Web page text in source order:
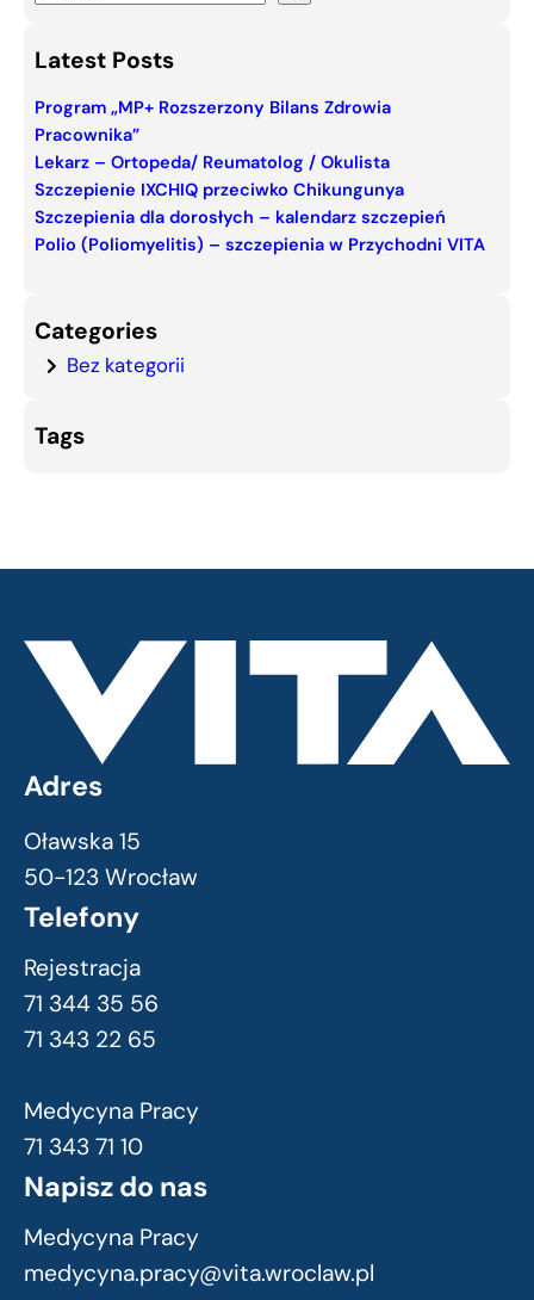
a
c
h
Latest Posts
Program „MP+ Rozszerzony Bilans Zdrowia
Pracownika”
Lekarz – Ortopeda/ Reumatolog / Okulista
Szczepienie IXCHIQ przeciwko Chikungunya
Szczepienia dla dorosłych – kalendarz szczepień
Polio (Poliomyelitis) – szczepienia w Przychodni VITA
Categories
Bez kategorii
Tags
Adres
Oławska 15
50-123 Wrocław
Telefony
Rejestracja
71 344 35 56
71 343 22 65
Medycyna Pracy
71 343 71 10
Napisz do nas
Medycyna Pracy
medycyna.pracy@vita.wroclaw.pl